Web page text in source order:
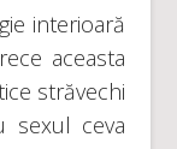
interioară
aceasta
străvechi
sexul ceva